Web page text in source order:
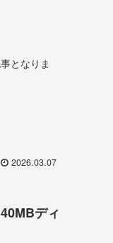
となりま
2026.03.07
ディ